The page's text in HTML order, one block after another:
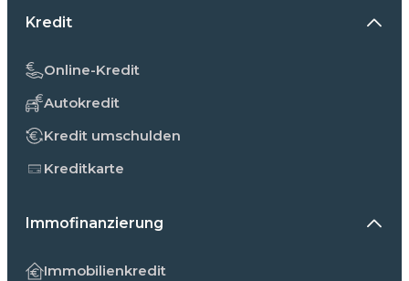
Kredit
Online-Kredit
Autokredit
Kredit umschulden
Kreditkarte
Immofinanzierung
Immobilienkredit